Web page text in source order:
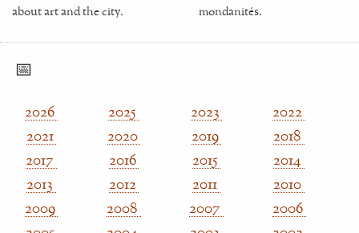
about art and the city.
mondanités.
📅
2026 2025 2023
2022
2021
2020 2019
2018
2017
2016 2015
2014
2013
2012 2011
2010
2009
2008 2007
2006